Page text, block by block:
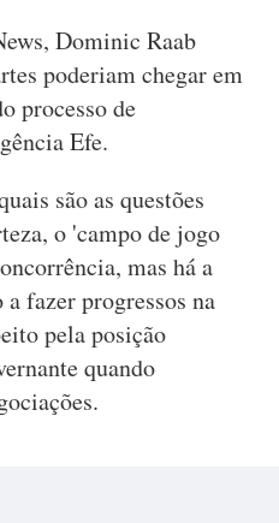
Dominic Raab
poderiam chegar em
processo de
Efe.
são as questões
o 'campo de jogo
mas há a
a fazer progressos na
pela posição
quando